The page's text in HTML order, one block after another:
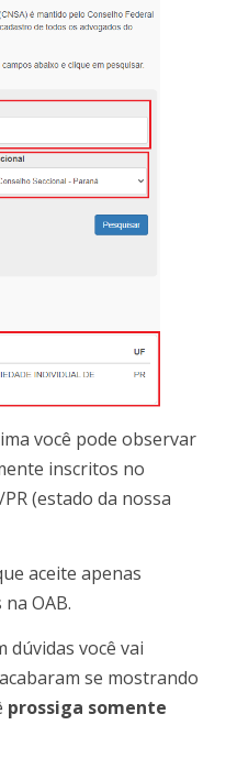
você pode observar
inscritos no
(estado da nossa
aceite apenas
OAB.
dúvidas você vai
se mostrando
prossiga somente